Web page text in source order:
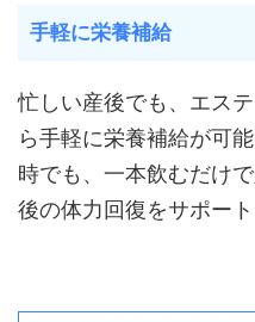
手軽に栄養補給
忙しい産後でも、エス
ら手軽に栄養補給が可
時でも、一本飲むだけ
後の体力回復をサポート